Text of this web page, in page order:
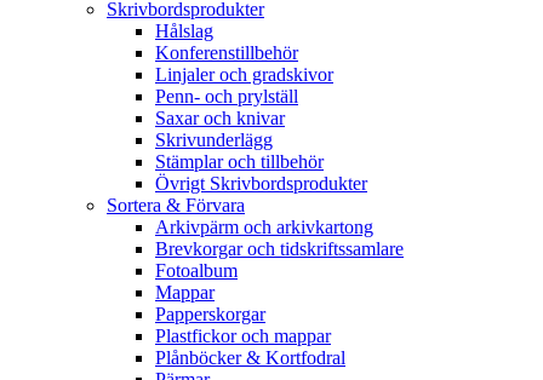
Skrivbordsprodukter
Hålslag
Konferenstillbehör
Linjaler och gradskivor
Penn- och prylställ
Saxar och knivar
Skrivunderlägg
Stämplar och tillbehör
Övrigt Skrivbordsprodukter
Sortera & Förvara
Arkivpärm och arkivkartong
Brevkorgar och tidskriftssamlare
Fotoalbum
Mappar
Papperskorgar
Plastfickor och mappar
Plånböcker & Kortfodral